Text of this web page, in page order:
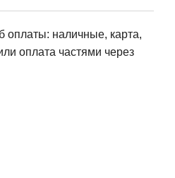
оплаты: наличные, карта,
оплата частями через